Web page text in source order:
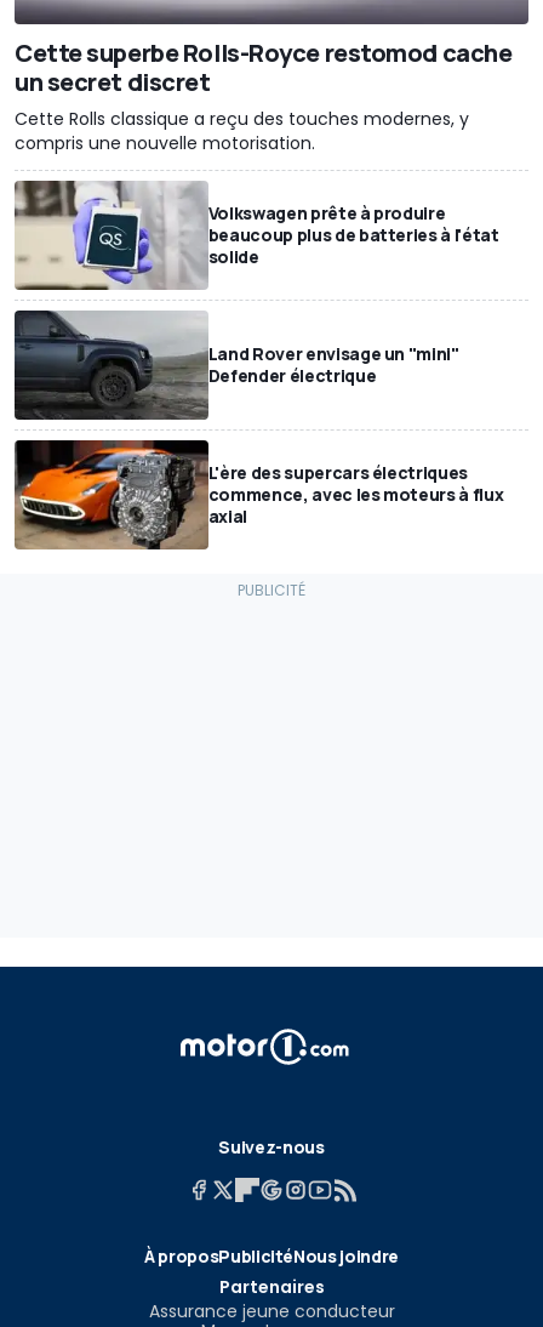
Cette superbe Rolls-Royce restomod cache
un secret discret
Cette Rolls classique a reçu des touches modernes, y
compris une nouvelle motorisation.
Volkswagen prête à produire
beaucoup plus de batteries à l'état
solide
Land Rover envisage un "mini"
Defender électrique
L'ère des supercars électriques
commence, avec les moteurs à flux
axial
Suivez-nous
À proposPublicitéNous joindre
Partenaires
Assurance jeune conducteur